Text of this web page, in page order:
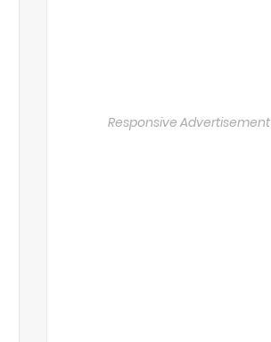
Responsive Advertisement